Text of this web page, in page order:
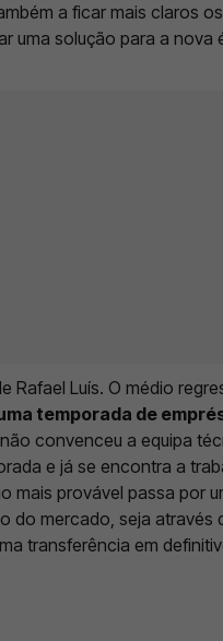
a ficar mais claros
uma solução para a nova
Rafael Luís. O médio
temporada de
convenceu a equipa
e já se encontra a
mais provável passa por
do mercado, seja através
transferência em